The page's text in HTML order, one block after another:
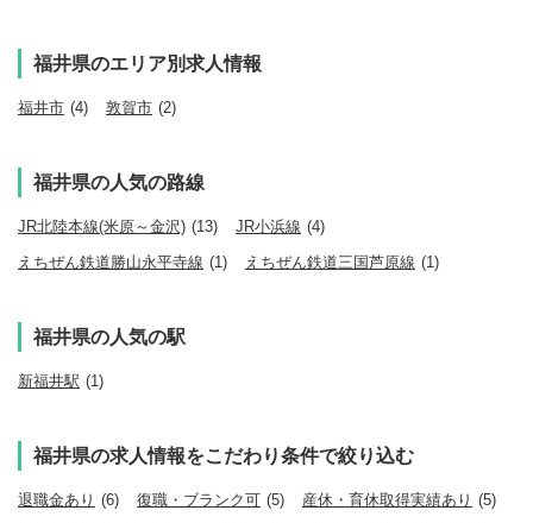
福井県のエリア別求人情報
福井市 (4) 敦賀市 (2)
福井県の人気の路線
JR北陸本線(米原～金沢) (13) JR小浜線 (4)
えちぜん鉄道勝山永平寺線 (1) えちぜん鉄道三国芦原線 (1)
福井県の人気の駅
新福井駅 (1)
福井県の求人情報をこだわり条件で絞り込む
退職金あり (6) 復職・ブランク可 (5) 産休・育休取得実績あり (5)